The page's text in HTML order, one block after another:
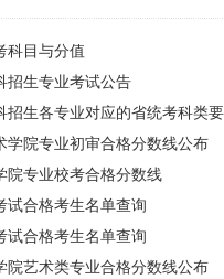
科目与分值
招生专业考试公告
招生各专业对应的省统考科类
学院专业初审合格分数线公布
院专业校考合格分数线
试合格考生名单查询
试合格考生名单查询
院艺术类专业合格分数线公布